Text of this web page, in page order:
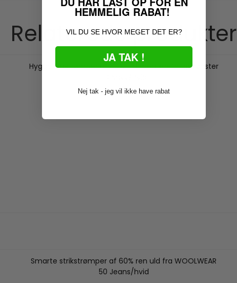
Relaterede produkter
Hygge uldstrømper af 60% uld med snefnugmønster
Smarte strikstrømper af 60% ren uld fra WOOLWEAR
50 Jeans/hvid
HEMMELIG RABAT!
VIL DU SE HVOR MEGET DET ER?
JA TAK !
Nej tak - jeg vil ikke have rabat